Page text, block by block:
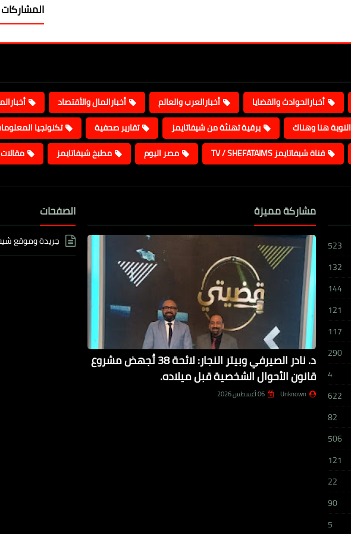
المشاركات
أخبارالحوادث والقضايا أخبارالعرب والعالم أخبارالمال والأقتصاد
النوبة هنا وهناك برقية تهنئة من شيفاتايمز تقارير صحفية تكنولجيا
قناة شيفاتايمز TV / SHEFATAIMS مصر اليوم مطبخ شيفاتايمز مقالات
523
132
144
121
117
290
4
622
82
506
121
22
90
5
مشاركة مميزة
د. نادر الصيرفي وبيتر النجار: لائحة 38 تُجهض مشروع
قانون الأحوال الشخصية قبل ميلاده.
Unknown 06 أغسطس 2026
الصفحات
جريدة وموقع